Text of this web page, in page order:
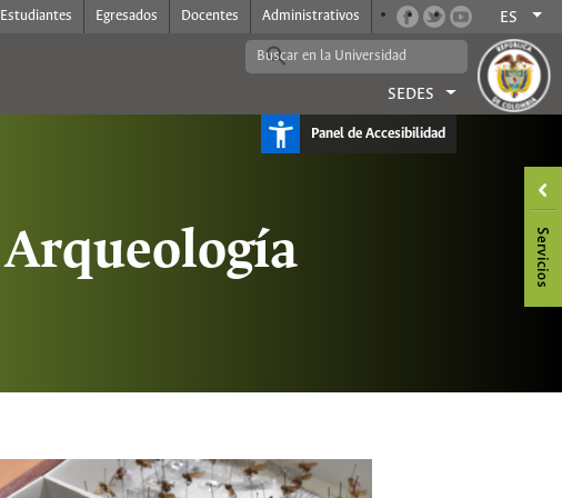
Estudiantes Egresados Docentes Administrativos ES
SEDES
Panel de Accesibilidad
Arqueología